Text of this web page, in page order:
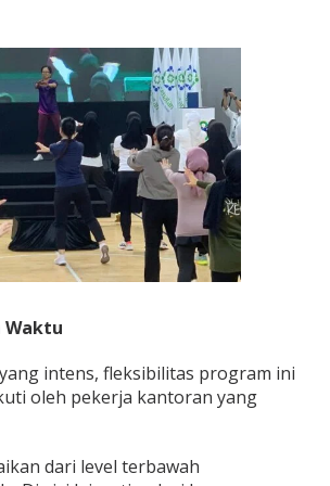
Waktu
intens, fleksibilitas program ini
oleh pekerja kantoran yang
dari level terbawah
Pendaftaran
Warga Berebut
Di Daerah, Nasional
09:13 WIB